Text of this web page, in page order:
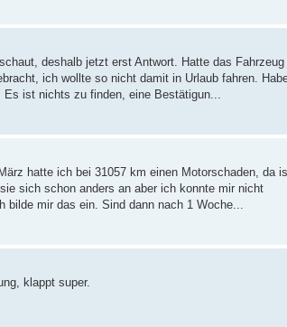
deshalb jetzt erst Antwort. Hatte das Fahrzeug
ich wollte so nicht damit in Urlaub fahren.
Es ist nichts zu finden, eine Bestätigun...
hatte ich bei 31057 km einen Motorschaden, da
sich schon anders an aber ich konnte mir nicht
mir das ein. Sind dann nach 1 Woche...
klappt super.